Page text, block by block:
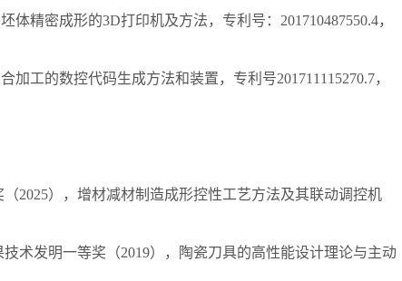
体精密成形的3D打印机及方法，专利号：201710487550.4，
加工的数控代码生成方法和装置，专利号201711115270.7，
2025），增材减材制造成形控性工艺方法及其联动调控机
术发明一等奖（2019），陶瓷刀具的高性能设计理论与主动